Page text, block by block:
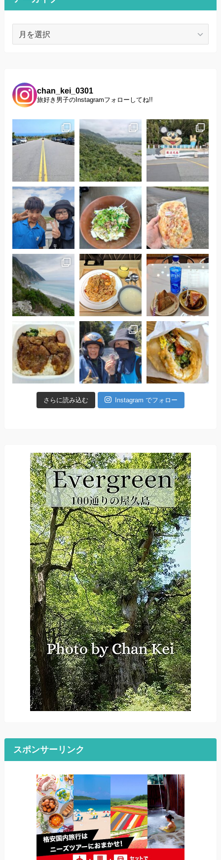
chan_kei_0301
旅好き男子のInstagramフォローしてね!!
さらに読み込む Instagram でフォロー
スポンサーリンク